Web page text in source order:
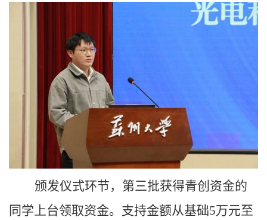
颁发仪式环节，第三批获得青创资金的
同学上台领取资金。支持金额从基础5万元至